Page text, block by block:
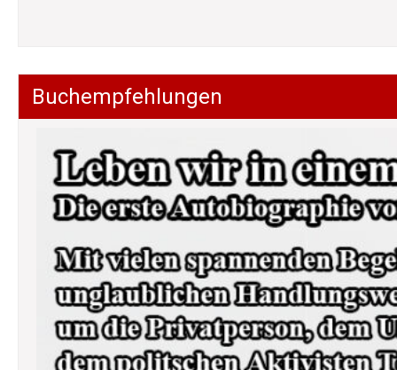
Buchempfehlungen